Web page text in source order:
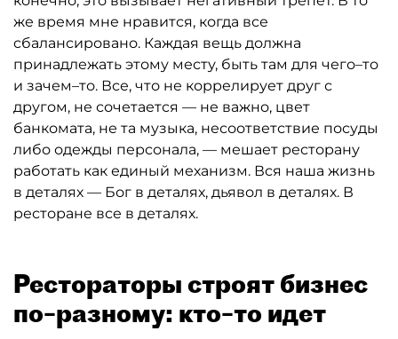
же время мне нравится, когда все
сбалансировано. Каждая вещь должна
принадлежать этому месту, быть там для чего–то
и зачем–то. Все, что не коррелирует друг с
другом, не сочетается — не важно, цвет
банкомата, не та музыка, несоответствие посуды
либо одежды персонала, — мешает ресторану
работать как единый механизм. Вся наша жизнь
в деталях — Бог в деталях, дьявол в деталях. В
ресторане все в деталях.
Рестораторы строят бизнес
по–разному: кто–то идет